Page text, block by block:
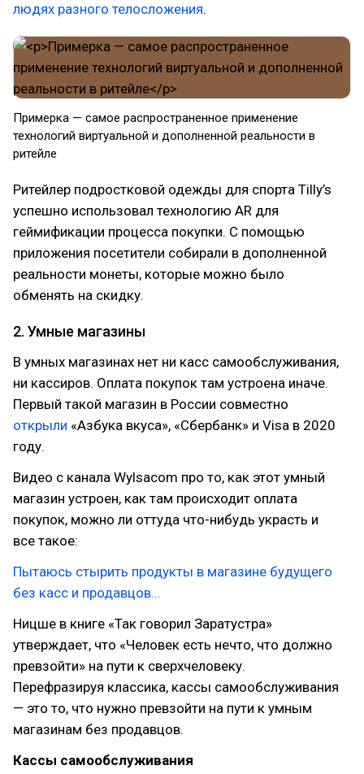
людях разного телосложения.
Примерка — самое распространенное применение
технологий виртуальной и дополненной реальности в
ритейле
Ритейлер подростковой одежды для спорта Tilly’s
успешно использовал технологию AR для
геймификации процесса покупки. С помощью
приложения посетители собирали в дополненной
реальности монеты, которые можно было
обменять на скидку.
2. Умные магазины
В умных магазинах нет ни касс самообслуживания,
ни кассиров. Оплата покупок там устроена иначе.
Первый такой магазин в России совместно
открыли «Азбука вкуса», «Сбербанк» и Visa в 2020
году.
Видео с канала Wylsacom про то, как этот умный
магазин устроен, как там происходит оплата
покупок, можно ли оттуда что-нибудь украсть и
все такое:
Пытаюсь стырить продукты в магазине будущего
без касс и продавцов...
Ницше в книге «Так говорил Заратустра»
утверждает, что «Человек есть нечто, что должно
превзойти» на пути к сверхчеловеку.
Перефразируя классика, кассы самообслуживания
— это то, что нужно превзойти на пути к умным
магазинам без продавцов.
Кассы самообслуживания